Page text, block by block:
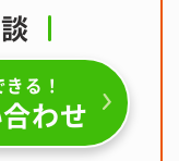
る！
わせ